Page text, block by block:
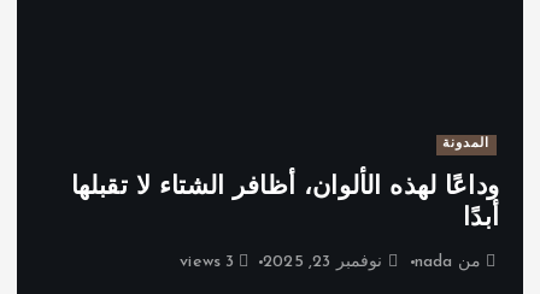
المدونة
وداعًا لهذه الألوان، أظافر الشتاء لا تقبلها
أبدًا
من nada نوفمبر 23, 2025